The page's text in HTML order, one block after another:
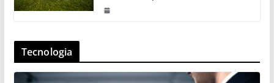
Tecnologia